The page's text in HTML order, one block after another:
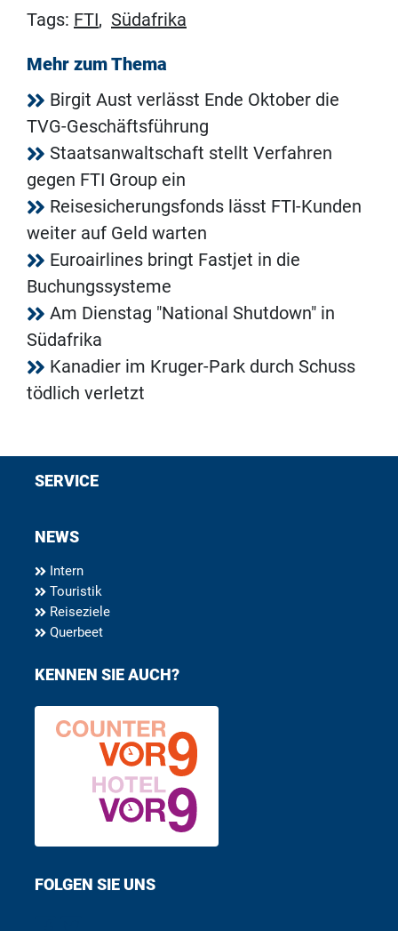
Tags: FTI, Südafrika
Mehr zum Thema
Birgit Aust verlässt Ende Oktober die
TVG-Geschäftsführung
Staatsanwaltschaft stellt Verfahren
gegen FTI Group ein
Reisesicherungsfonds lässt FTI-Kunden
weiter auf Geld warten
Euroairlines bringt Fastjet in die
Buchungssysteme
Am Dienstag "National Shutdown" in
Südafrika
Kanadier im Kruger-Park durch Schuss
tödlich verletzt
SERVICE
NEWS
Intern
Touristik
Reiseziele
Querbeet
KENNEN SIE AUCH?
FOLGEN SIE UNS